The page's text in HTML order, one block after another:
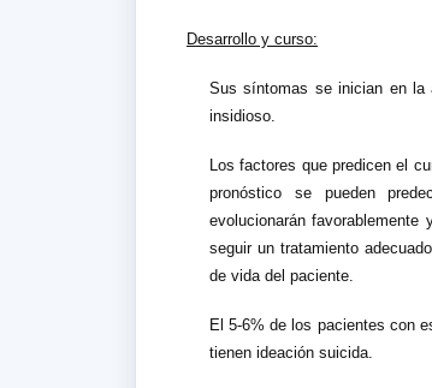
Desarrollo y curso:
Sus síntomas se inician en la
insidioso.
Los factores que predicen el
pronóstico se pueden
evolucionarán
seguir un tratamiento
de vida del paciente.
El 5-6% de los pacientes con
tienen ideación suicida.